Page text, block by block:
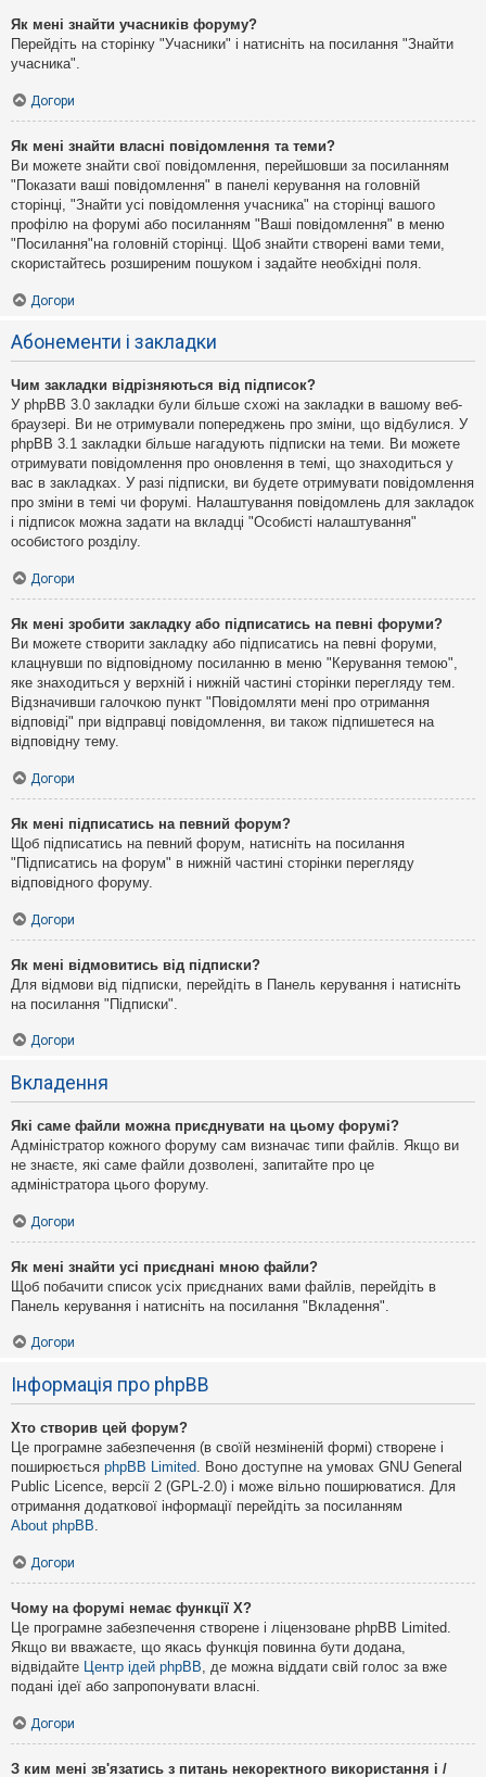
Як мені знайти учасників форуму?
Перейдіть на сторінку "Учасники" і натисніть на посилання "Знайти
учасника".
Догори
Як мені знайти власні повідомлення та теми?
Ви можете знайти свої повідомлення, перейшовши за посиланням
"Показати ваші повідомлення" в панелі керування на головній
сторінці, "Знайти усі повідомлення учасника" на сторінці вашого
профілю на форумі або посиланням "Ваші повідомлення" в меню
"Посилання"на головній сторінці. Щоб знайти створені вами теми,
скористайтесь розширеним пошуком і задайте необхідні поля.
Догори
Абонементи і закладки
Чим закладки відрізняються від підписок?
У phpBB 3.0 закладки були більше схожі на закладки в вашому веб-
браузері. Ви не отримували попереджень про зміни, що відбулися. У
phpBB 3.1 закладки більше нагадують підписки на теми. Ви можете
отримувати повідомлення про оновлення в темі, що знаходиться у
вас в закладках. У разі підписки, ви будете отримувати повідомлення
про зміни в темі чи форумі. Налаштування повідомлень для закладок
і підписок можна задати на вкладці "Особисті налаштування"
особистого розділу.
Догори
Як мені зробити закладку або підписатись на певні форуми?
Ви можете створити закладку або підписатись на певні форуми,
клацнувши по відповідному посиланню в меню "Керування темою",
яке знаходиться у верхній і нижній частині сторінки перегляду тем.
Відзначивши галочкою пункт "Повідомляти мені про отримання
відповіді" при відправці повідомлення, ви також підпишетеся на
відповідну тему.
Догори
Як мені підписатись на певний форум?
Щоб підписатись на певний форум, натисніть на посилання
"Підписатись на форум" в нижній частині сторінки перегляду
відповідного форуму.
Догори
Як мені відмовитись від підписки?
Для відмови від підписки, перейдіть в Панель керування і натисніть
на посилання "Підписки".
Догори
Вкладення
Які саме файли можна приєднувати на цьому форумі?
Адміністратор кожного форуму сам визначає типи файлів. Якщо ви
не знаєте, які саме файли дозволені, запитайте про це
адміністратора цього форуму.
Догори
Як мені знайти усі приєднані мною файли?
Щоб побачити список усіх приєднаних вами файлів, перейдіть в
Панель керування і натисніть на посилання "Вкладення".
Догори
Інформація про phpBB
Хто створив цей форум?
Це програмне забезпечення (в своїй незміненій формі) створене і
поширюється phpBB Limited. Воно доступне на умовах GNU General
Public Licence, версії 2 (GPL-2.0) і може вільно поширюватися. Для
отримання додаткової інформації перейдіть за посиланням
About phpBB.
Догори
Чому на форумі немає функції X?
Це програмне забезпечення створене і ліцензоване phpBB Limited.
Якщо ви вважаєте, що якась функція повинна бути додана,
відвідайте Центр ідей phpBB, де можна віддати свій голос за вже
подані ідеї або запропонувати власні.
Догори
З ким мені зв'язатись з питань некоректного використання і /